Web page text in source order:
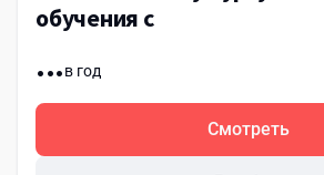
обучения с
...в год
Смотреть